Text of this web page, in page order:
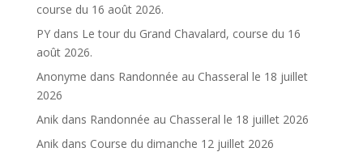
course du 16 août 2026.
PYdans Le tour du Grand Chavalard, course du 16
août 2026.
Anonyme dans Randonnée au Chasseral le 18 juillet
2026
Anikdans Randonnée au Chasseral le 18 juillet 2026
Anikdans Course du dimanche 12 juillet 2026